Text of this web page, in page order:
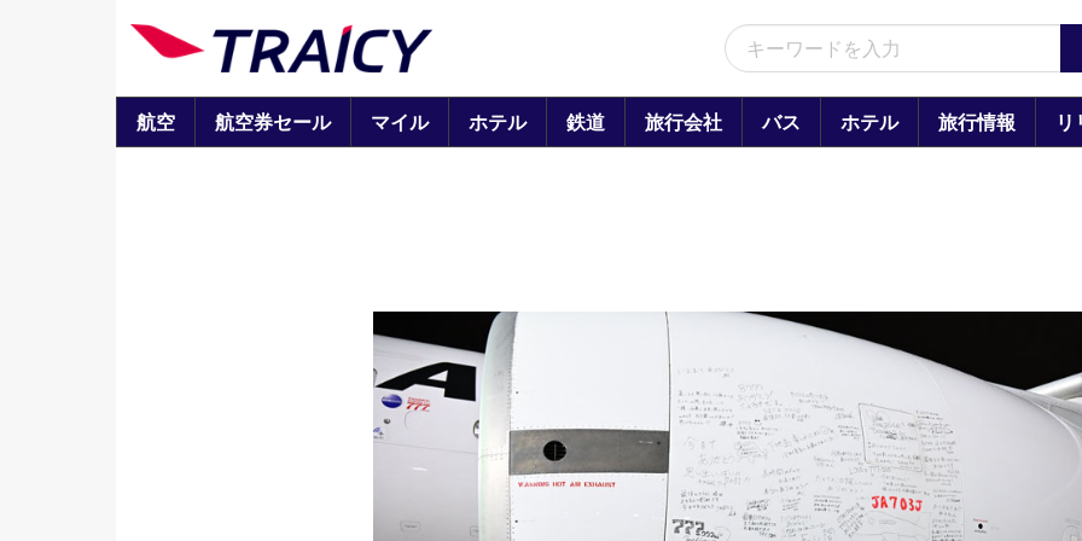
航空 航空券セール マイル ホテル 鉄道 旅行会社 バス ホテル 旅行情報 リ